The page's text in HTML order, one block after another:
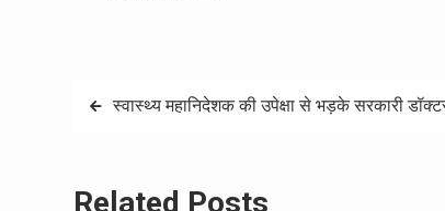
Postस्वास्थ्य महानिदेशक की उपेक्षा से भड़के सरकारी
Related Posts